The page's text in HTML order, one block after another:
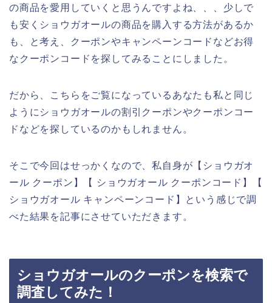
の商品を愛用していくと思うんですよね、、、少しで
も安くショウガオールの商品を購入する方法があるか
も、と考え、クーポンやキャンペーンコードなどお得
なクーポンコードを探してみることにしました。
だから、こちらをご覧になっているあなたも私と同じ
ようにショウガオールの割引クーポンやクーポンコー
ドなどを探しているのかもしれません。
そこで今回はせっかくなので、私自身が【ショウガオ
ール クーポン】【 ショウガオール クーポンコード】【
ショウガオール キャンペーンコード】という感じで調
べた結果を記事にさせていただきます。
ショウガオールのクーポンを検索で
調査してみた！